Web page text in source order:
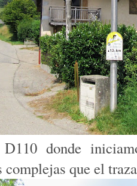
donde
que el